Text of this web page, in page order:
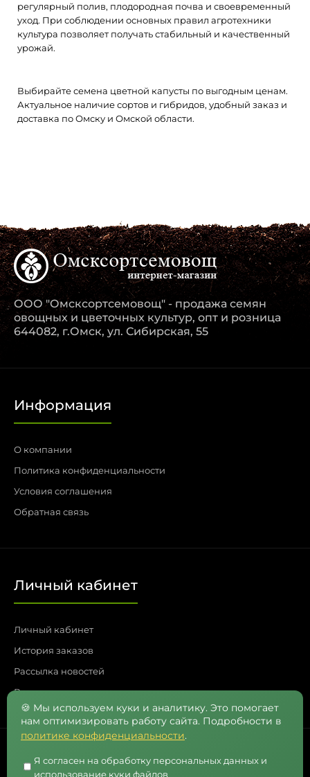
регулярный полив, плодородная почва и своевременный
уход. При соблюдении основных правил агротехники
культура позволяет получать стабильный и качественный
урожай.
Выбирайте семена цветной капусты по выгодным ценам.
Актуальное наличие сортов и гибридов, удобный заказ и
доставка по Омску и Омской области.
ООО "Омсксортсемовощ" - продажа семян
овощных и цветочных культур, опт и розница
644082, г.Омск, ул. Сибирская, 55
Информация
О компании
Политика конфиденциальности
Условия соглашения
Обратная связь
Личный кабинет
Личный кабинет
История заказов
Рассылка новостей
Возвраты
Контакты
🍪 Мы используем куки и аналитику. Это помогает
нам оптимизировать работу сайта. Подробности в
политике конфиденциальности.
Я согласен на обработку персональных данных и
использование куки файлов